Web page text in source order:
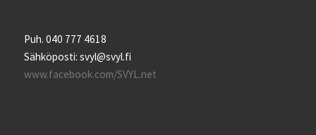
Puh. 040 777 4618
Sähköposti: svyl@svyl.fi
www.facebook.com/SVYL.net